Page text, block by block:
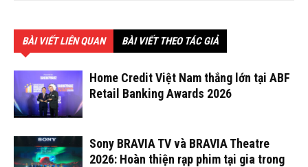
BÀI VIẾT LIÊN QUAN BÀI VIẾT THEO TÁC GIẢ
Home Credit Việt Nam thắng lớn tại ABF
Retail Banking Awards 2026
Sony BRAVIA TV và BRAVIA Theatre
2026: Hoàn thiện rạp phim tại gia trong